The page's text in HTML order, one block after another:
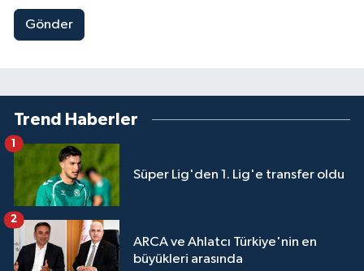
Gönder
Trend Haberler
Süper Lig'den 1. Lig'e transfer oldu
1
ARCA ve Ahlatcı Türkiye'nin en
büyükleri arasında
2